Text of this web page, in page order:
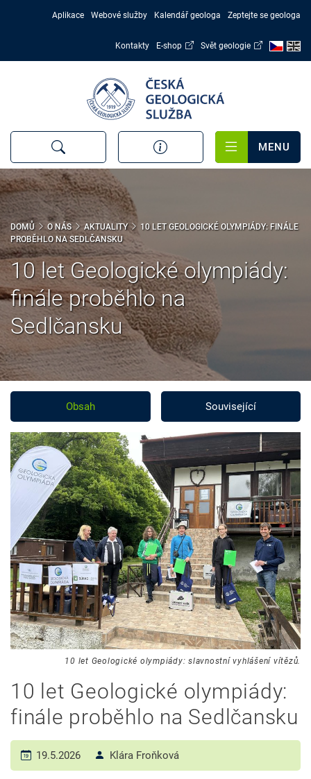
Aplikace Webové služby Kalendář geologa Zeptejte se geologa
Kontakty E-shop Svět geologie
MENU
DOMŮ O NÁS AKTUALITY
10 LET GEOLOGICKÉ OLYMPIÁDY: FINÁLE
PROBĚHLO NA SEDLČANSKU
10 let Geologické olympiády:
finále proběhlo na
Sedlčansku
Obsah Související
10 let Geologické olympiády: slavnostní vyhlášení vítězů.
10 let Geologické olympiády:
finále proběhlo na Sedlčansku
19.5.2026 Klára Froňková